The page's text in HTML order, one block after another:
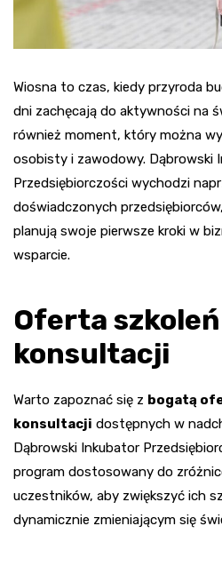
Wiosna to czas, kiedy przyroda
dni zachęcają do aktywności na
również moment, który można
osobisty i zawodowy. Dąbrowski
Przedsiębiorczości wychodzi
doświadczonych
planują swoje pierwsze kroki w
wsparcie.
Oferta
konsultacji
Warto zapoznać się z bogatą
konsultacji dostępnych w
Dąbrowski Inkubator
program dostosowany do
uczestników, aby zwiększyć ich
dynamicznie zmieniającym się